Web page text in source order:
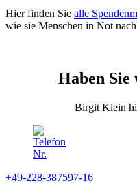
Hier finden Sie alle
wie sie Menschen in Not
Haben Sie
Birgit Klein
+49-228-387597-16